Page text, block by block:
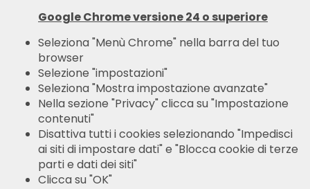
Google Chrome versione 24 o superiore
Seleziona "Menù Chrome" nella barra del tuo
browser
Selezione "impostazioni"
Seleziona "Mostra impostazione avanzate"
Nella sezione "Privacy" clicca su "Impostazione
contenuti"
Disattiva tutti i cookies selezionando "Impedisci
ai siti di impostare dati" e "Blocca cookie di terze
parti e dati dei siti"
Clicca su "OK"